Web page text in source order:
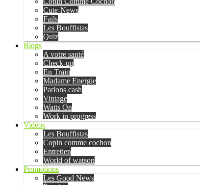
Cute-News
Fails
Les Bouffistas
Quiz
Blogs
A votre santé
Check-up
En Train
Madame Energie
Parlons cash
Vintage
Watts On
Work in progress
Vidéos
Les Bouffistas
Copin comme cochon
Entretien
World of watson
Promotions
Les Good News